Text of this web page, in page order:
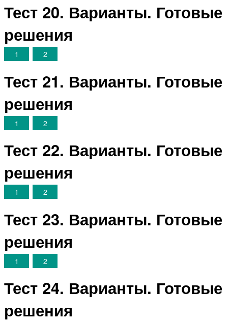
Тест 20. Варианты. Готовые
решения
1 2
Тест 21. Варианты. Готовые
решения
1 2
Тест 22. Варианты. Готовые
решения
1 2
Тест 23. Варианты. Готовые
решения
1 2
Тест 24. Варианты. Готовые
решения